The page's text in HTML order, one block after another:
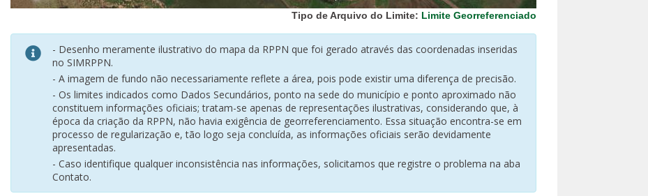
Tipo de Arquivo do Limite: Limite Georreferenciado
- Desenho meramente ilustrativo do mapa da RPPN que foi gerado através das coordenadas inseridas
no SIMRPPN.
- A imagem de fundo não necessariamente reflete a área, pois pode existir uma diferença de precisão.
- Os limites indicados como Dados Secundários, ponto na sede do município e ponto aproximado não
constituem informações oficiais; tratam-se apenas de representações ilustrativas, considerando que, à
época da criação da RPPN, não havia exigência de georreferenciamento. Essa situação encontra-se em
processo de regularização e, tão logo seja concluída, as informações oficiais serão devidamente
apresentadas.
- Caso identifique qualquer inconsistência nas informações, solicitamos que registre o problema na aba
Contato.